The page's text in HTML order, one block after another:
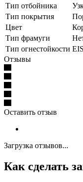
Тип отбойника
Тип покрытия
Цвет
Тип фрамуги
Тип огнестойкости
Отзывы
Оставить отзыв
Загрузка отзывов...
Как сделать